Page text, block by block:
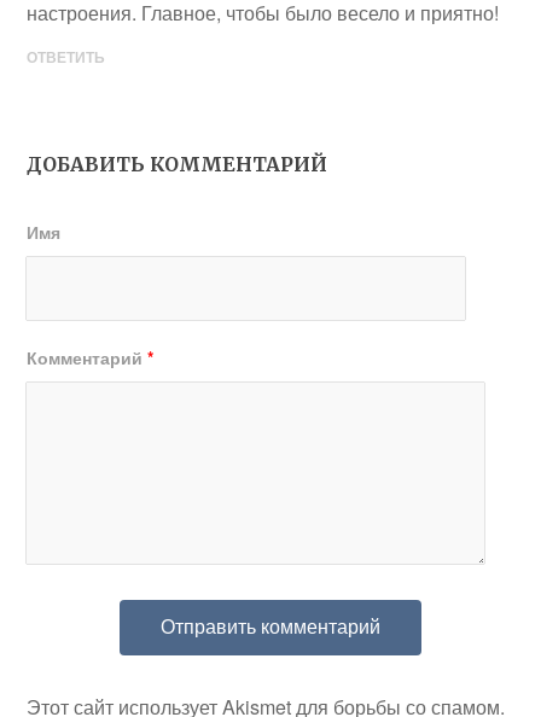
настроения. Главное, чтобы было весело и приятно!
ОТВЕТИТЬ
ДОБАВИТЬ КОММЕНТАРИЙ
Имя
Комментарий*
Этот сайт использует Akismet для борьбы со спамом.